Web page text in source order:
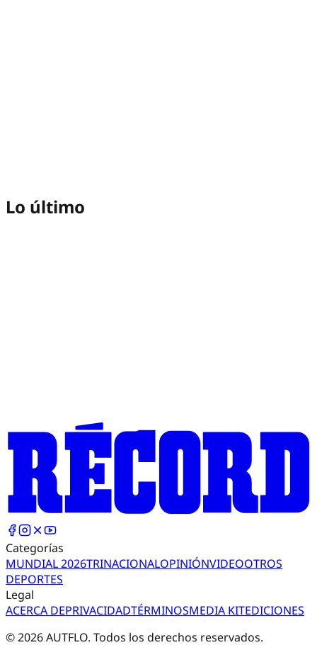
Lo último
Categorías
MUNDIAL 2026TRINACIONALOPINIÓNVIDEOOTROS
DEPORTES
Legal
ACERCA DEPRIVACIDADTÉRMINOSMEDIA KITEDICIONES
©2026AUTFLO. Todos los derechos reservados.